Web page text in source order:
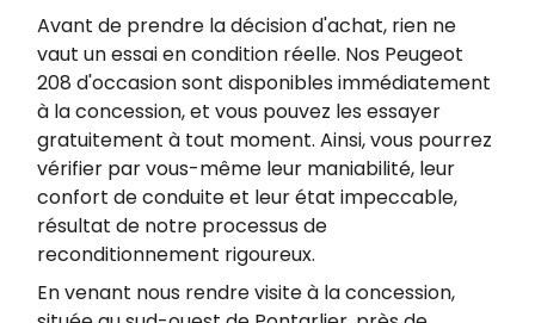
Avant de prendre la décision d'achat, rien ne
vaut un essai en condition réelle. Nos Peugeot
208 d'occasion sont disponibles immédiatement
à la concession, et vous pouvez les essayer
gratuitement à tout moment. Ainsi, vous pourrez
vérifier par vous-même leur maniabilité, leur
confort de conduite et leur état impeccable,
résultat de notre processus de
reconditionnement rigoureux.
En venant nous rendre visite à la concession,